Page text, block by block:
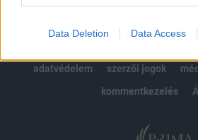
Data Deletion Data Access
adatvédelem
szerzői jogok
kommentkezelés